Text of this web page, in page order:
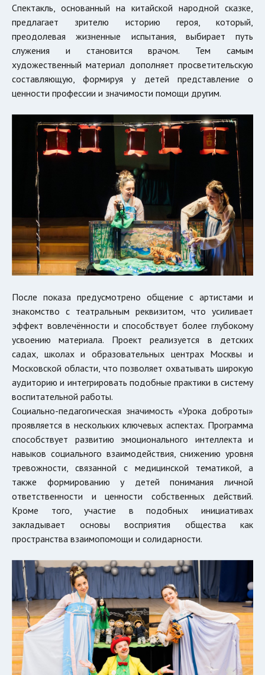
Спектакль, основанный на китайской народной сказке,
предлагает зрителю историю героя, который,
преодолевая жизненные испытания, выбирает путь
служения и становится врачом. Тем самым
художественный материал дополняет просветительскую
составляющую, формируя у детей представление о
ценности профессии и значимости помощи другим.
После показа предусмотрено общение с артистами и
знакомство с театральным реквизитом, что усиливает
эффект вовлечённости и способствует более глубокому
усвоению материала. Проект реализуется в детских
садах, школах и образовательных центрах Москвы и
Московской области, что позволяет охватывать широкую
аудиторию и интегрировать подобные практики в систему
воспитательной работы.
Социально-педагогическая значимость «Урока доброты»
проявляется в нескольких ключевых аспектах. Программа
способствует развитию эмоционального интеллекта и
навыков социального взаимодействия, снижению уровня
тревожности, связанной с медицинской тематикой, а
также формированию у детей понимания личной
ответственности и ценности собственных действий.
Кроме того, участие в подобных инициативах
закладывает основы восприятия общества как
пространства взаимопомощи и солидарности.